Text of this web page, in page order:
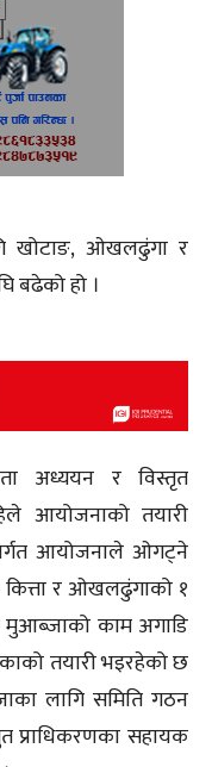
खोटाङ, ओखलढुंगा र
बढेको हो ।
अध्ययन र विस्तृत
आयोजनाको तयारी
आयोजनाले ओगट्ने
कित्ता र ओखलढुंगाको १
मुआब्जाको काम अगाडि
तयारी भइरहेको छ
लागि समिति गठन
प्राधिकरणका सहायक